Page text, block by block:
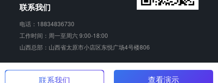
联系我们
电话：18834836730
工作时间：周一至周六 9:00-18:00
山西总部：山西省太原市小店区东悦广场4号楼806
销动云 版权所有
联系我们 查看演示